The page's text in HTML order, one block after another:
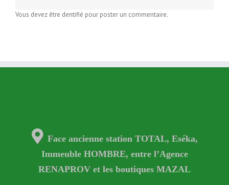
Vous devez être dentifié pour poster un commentaire.
Face ancienne station TOTAL, Eséka,
Immeuble HOMBRE, entre l’Agence
RENAPROV et les boutiques MAZAL